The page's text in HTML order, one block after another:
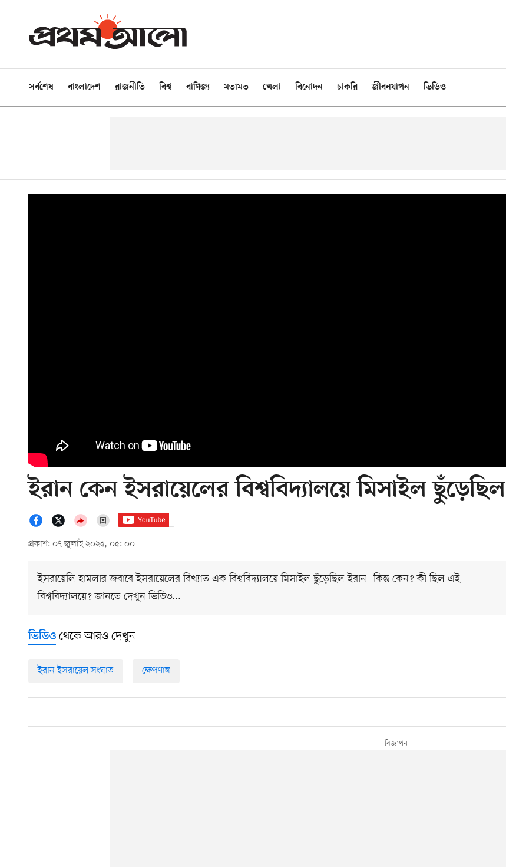
সর্বশেষ বাংলাদেশ রাজনীতি বিশ্ব বাণিজ্য মতামত খেলা বিনোদন চাকরি জীবনযাপন ভিডিও
ইরান কেন ইসরায়েলের বিশ্ববিদ্যালয়ে মিসাইল ছুঁড়েছিল
প্রকাশ: ০৭ জুলাই ২০২৫, ০৫: ০০
ইসরায়েলি হামলার জবাবে ইসরায়েলের বিখ্যাত এক বিশ্ববিদ্যালয়ে মিসাইল ছুঁড়েছিল ইরান। কিন্তু কেন? কী ছিল এই
বিশ্ববিদ্যালয়ে? জানতে দেখুন ভিডিও...
ভিডিও থেকে আরও দেখুন
ইরান ইসরায়েল সংঘাত ক্ষেপণাস্ত্র